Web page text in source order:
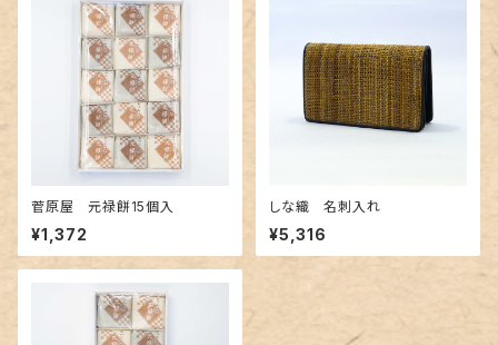
菅原屋 元禄餅15個入
¥1,372
しな織 名刺入れ
¥5,316